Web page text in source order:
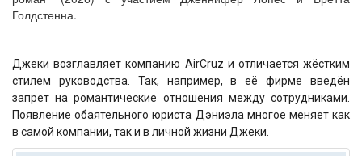
Голдстенна.
Джеки возглавляет компанию AirCruz и отличается жёстким
стилем руководства. Так, например, в её фирме введён
запрет на романтические отношения между сотрудниками.
Появление обаятельного юриста Дэниэла многое меняет как
в самой компании, так и в личной жизни Джеки.